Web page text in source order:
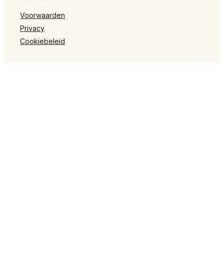
Voorwaarden
Privacy
Cookiebeleid